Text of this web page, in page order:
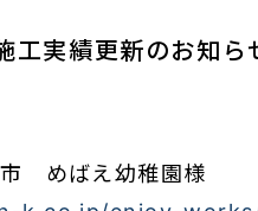
工実績更新のお知ら
めばえ幼稚園様